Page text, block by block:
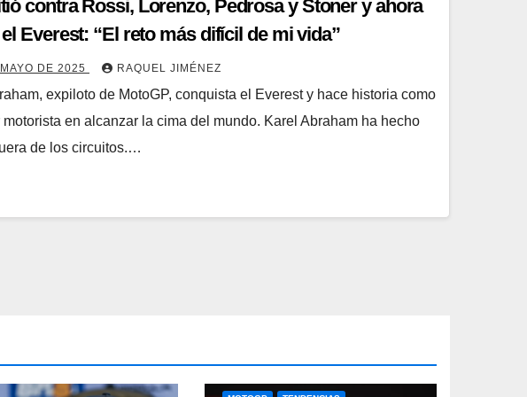
contra Rossi, Lorenzo, Pedrosa y Stoner y ahora
Everest: “El reto más difícil de mi vida”
DE 2025 RAQUEL JIMÉNEZ
expiloto de MotoGP, conquista el Everest y hace historia como
motorista en alcanzar la cima del mundo. Karel Abraham ha hecho
de los circuitos.…